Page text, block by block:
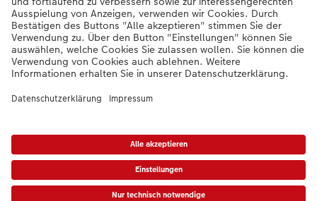
Bei Fragen zu Produkten oder der Bestellung können Sie uns gerne von
Montag bis Samstag von 8:00 – 20:00 Uhr und Sonntag von 10:00 –
20:00 Uhr (gesetzliche Feiertage ausgenommen) unter der
Telefonnummer044 499 01 21kontaktieren.
DE |FR|IT
* Die UVP gelten inkl. MWST zzgl. Versandkosten (ggf. auch bei Filialabholung) gem.
Das abgebildete Produkt hat ggfs. einen höheren Preis.
Datenschutz|